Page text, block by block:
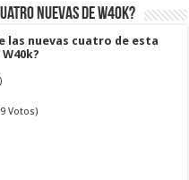
nuevas de W40k?
las nuevas cuatro de esta
Votos)